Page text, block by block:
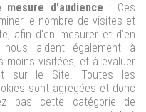
d'audience : Ces
le nombre de visites et
afin d'en mesurer et d’en
aident également à
moins visitées, et à évaluer
sur le Site. Toutes les
sont agrégées et donc
pas cette catégorie de